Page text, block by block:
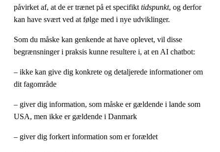
påvirket af, at de er trænet på et specifikt tidspunkt, og derfor
kan have svært ved at følge med i nye udviklinger.
Som du måske kan genkende at have oplevet, vil disse
begrænsninger i praksis kunne resultere i, at en AI chatbot:
– ikke kan give dig konkrete og detaljerede informationer om
dit fagområde
– giver dig information, som måske er gældende i lande som
USA, men ikke er gældende i Danmark
– giver dig forkert information som er forældet